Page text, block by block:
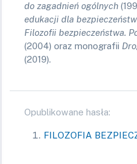
do zagadnień ogólnych
edukacji dla
Filozofii bezpieczeństwa.
(2004) oraz monografii
(2019).
Opublikowane hasła:
FILOZOFIA